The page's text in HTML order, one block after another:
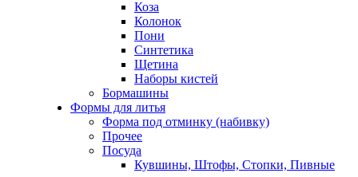
Коза
Колонок
Пони
Синтетика
Щетина
Наборы кистей
Бормашины
Формы для литья
Форма под отминку (набивку)
Прочее
Посуда
Кувшины, Штофы, Стопки, Пивные